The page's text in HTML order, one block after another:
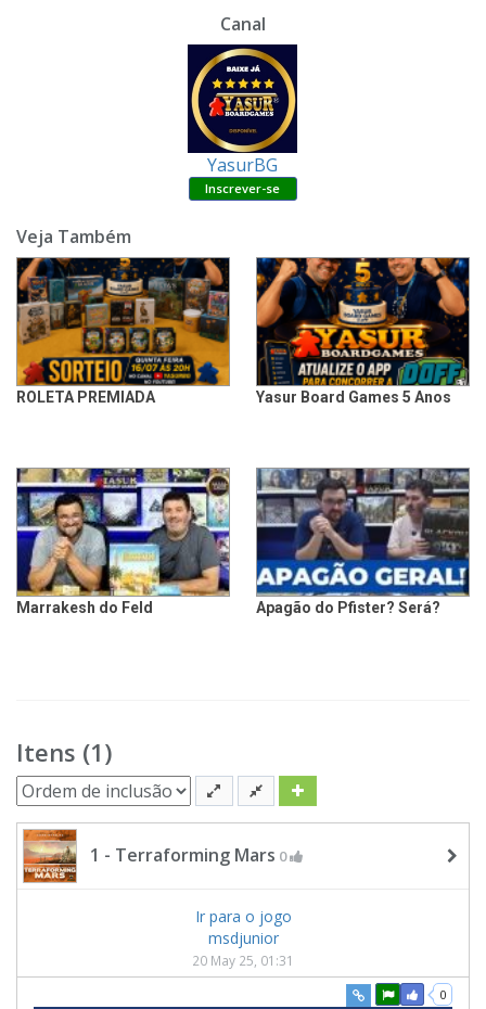
Canal
YasurBG
Veja Também
ROLETA PREMIADA Yasur Board Games 5 Anos
Marrakesh do Feld Apagão do Pfister? Será?
Itens (1)
1 - Terraforming Mars 0
Ir para o jogo
msdjunior
20 May 25, 01:31
0